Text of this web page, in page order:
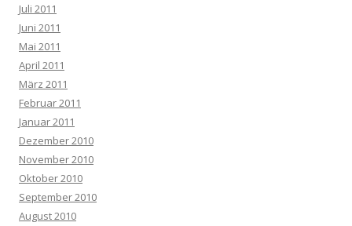
Juli 2011
Juni 2011
Mai 2011
April 2011
März 2011
Februar 2011
Januar 2011
Dezember 2010
November 2010
Oktober 2010
September 2010
August 2010